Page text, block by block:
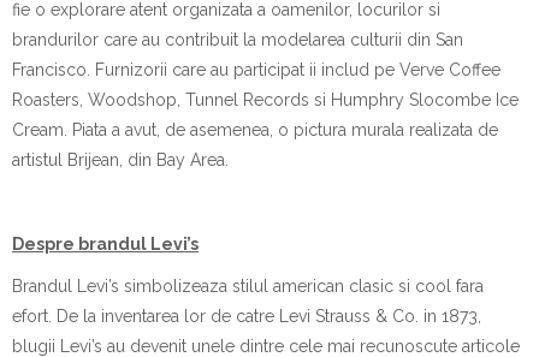
fie o explorare atent organizata a oamenilor, locurilor si
brandurilor care au contribuit la modelarea culturii din San
Francisco. Furnizorii care au participat ii includ pe Verve Coffee
Roasters, Woodshop, Tunnel Records si Humphry Slocombe Ice
Cream. Piata a avut, de asemenea, o pictura murala realizata de
artistul Brijean, din Bay Area.
Despre brandul Levi’s
Brandul Levi’s simbolizeaza stilul american clasic si cool fara
efort. De la inventarea lor de catre Levi Strauss & Co. in 1873,
blugii Levi’s au devenit unele dintre cele mai recunoscute articole